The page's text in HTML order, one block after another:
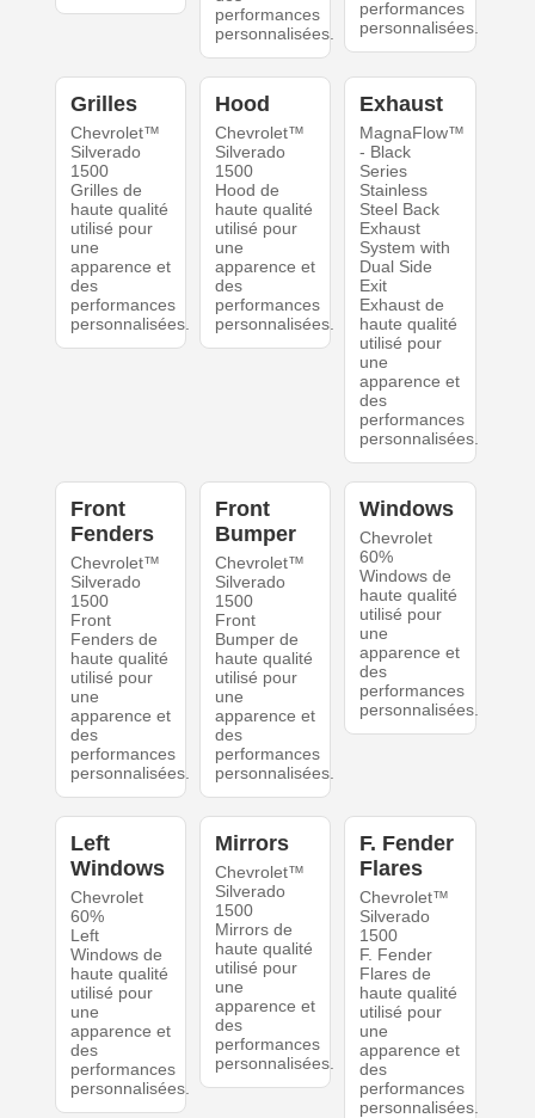
performances
personnalisées.
performances
personnalisées.
Grilles
Chevrolet™
Silverado
1500
Grilles de
haute qualité
utilisé pour
une
apparence et
des
performances
personnalisées.
Hood
Chevrolet™
Silverado
1500
Hood de
haute qualité
utilisé pour
une
apparence et
des
performances
personnalisées.
Exhaust
MagnaFlow™
- Black
Series
Stainless
Steel Back
Exhaust
System with
Dual Side
Exit
Exhaust de
haute qualité
utilisé pour
une
apparence et
des
performances
personnalisées.
Front
Fenders
Chevrolet™
Silverado
1500
Front
Fenders de
haute qualité
utilisé pour
une
apparence et
des
performances
personnalisées.
Front
Bumper
Chevrolet™
Silverado
1500
Front
Bumper de
haute qualité
utilisé pour
une
apparence et
des
performances
personnalisées.
Windows
Chevrolet
60%
Windows de
haute qualité
utilisé pour
une
apparence et
des
performances
personnalisées.
Left
Windows
Chevrolet
60%
Left
Windows de
haute qualité
utilisé pour
une
apparence et
des
performances
personnalisées.
Mirrors
Chevrolet™
Silverado
1500
Mirrors de
haute qualité
utilisé pour
une
apparence et
des
performances
personnalisées.
F. Fender
Flares
Chevrolet™
Silverado
1500
F. Fender
Flares de
haute qualité
utilisé pour
une
apparence et
des
performances
personnalisées.